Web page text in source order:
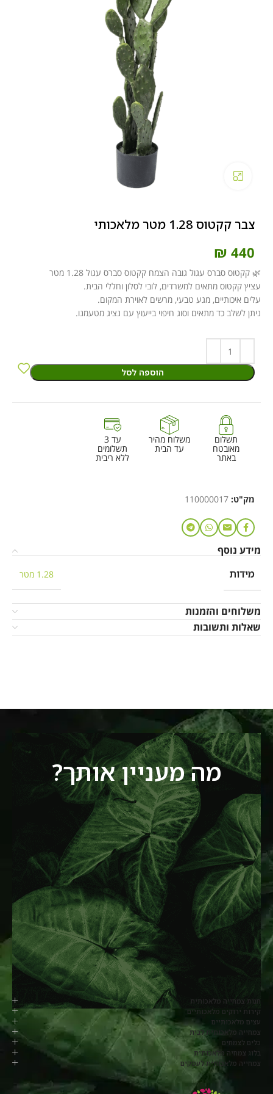
צבר קקטוס 1.28 מטר מלאכותי
₪ 440
🌿 קקטוס סברס עגול גובה הצמח קקטוס סברס עגול 1.28 מטר
עציץ קקטוס מתאים למשרדים, לובי לסלון וחללי הבית.
עלים איכותיים, מגע טבעי, מרשים לאוירת המקום.
ניתן לשלב כד מתאים וסוג חיפוי בייעוץ עם נציג מטעמנו.
הוספה לסל
תשלום
מאובטח
באתר
משלוח מהיר
עד הבית
עד 3
תשלומים
ללא ריבית
מק"ט: 110000017
מידע נוסף
מידות
1.28 מטר
משלוחים והזמנות
שאלות ותשובות
מה מעניין אותך?
חנות צמחייה מלאכותית
קירות ירוקים מלאכותיים
עצים מלאכותיים
צמחייה מלאכותית לבית
כלים לצמחים
בלוג צמחיה מלאכותית
צמחייה מלאכותית לעסקים